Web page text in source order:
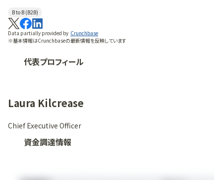
B to B (B2B)
Data partially provided by Crunchbase
※基本情報はCrunchbaseの最新情報を反映しています
代表プロフィール
Laura Kilcrease
Chief Executive Officer
資金調達情報